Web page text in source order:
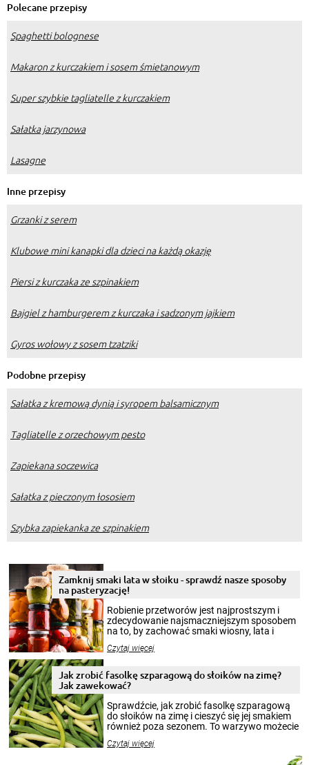
Polecane przepisy
Spaghetti bolognese
Makaron z kurczakiem i sosem śmietanowym
Super szybkie tagliatelle z kurczakiem
Sałatka jarzynowa
Lasagne
Inne przepisy
Grzanki z serem
Klubowe mini kanapki dla dzieci na każdą okazję
Piersi z kurczaka ze szpinakiem
Bajgiel z hamburgerem z kurczaka i sadzonym jajkiem
Gyros wołowy z sosem tzatziki
Podobne przepisy
Sałatka z kremową dynią i syropem balsamicznym
Tagliatelle z orzechowym pesto
Zapiekana soczewica
Sałatka z pieczonym łososiem
Szybka zapiekanka ze szpinakiem
Zamknij smaki lata w słoiku - sprawdź nasze sposoby
na pasteryzację!
Robienie przetworów jest najprostszym i
zdecydowanie najsmaczniejszym sposobem
na to, by zachować smaki wiosny, lata i
krajobrazów, by cieszyć nimi oko w sezonie
pełni poczuć atmosferę cieplejszych
miesięcy. Przygotowanie słoików ze
patenty, które pozwolą zachować świeżość
przetworów.
Czytaj więcej
Jak zrobić fasolkę szparagową do słoików na zimę?
Jak zawekować?
Sprawdźcie, jak zrobić fasolkę szparagową
do słoików na zimę i cieszyć się jej smakiem
również poza sezonem. To warzywo możecie
nasze propozycje!
Czytaj więcej